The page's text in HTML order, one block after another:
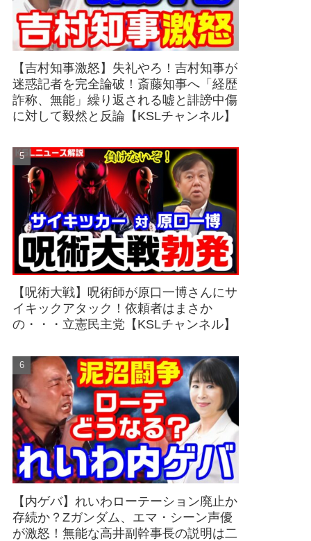
【吉村知事激怒】失礼やろ！吉村知事が
迷惑記者を完全論破！斎藤知事へ「経歴
詐称、無能」繰り返される嘘と誹謗中傷
に対して毅然と反論【KSLチャンネル】
【呪術大戦】呪術師が原口一博さんにサ
イキックアタック！依頼者はまさか
の・・・立憲民主党【KSLチャンネル】
【内ゲバ】れいわローテーション廃止か
存続か？Zガンダム、エマ・シーン声優
が激怒！無能な高井副幹事長の説明は二